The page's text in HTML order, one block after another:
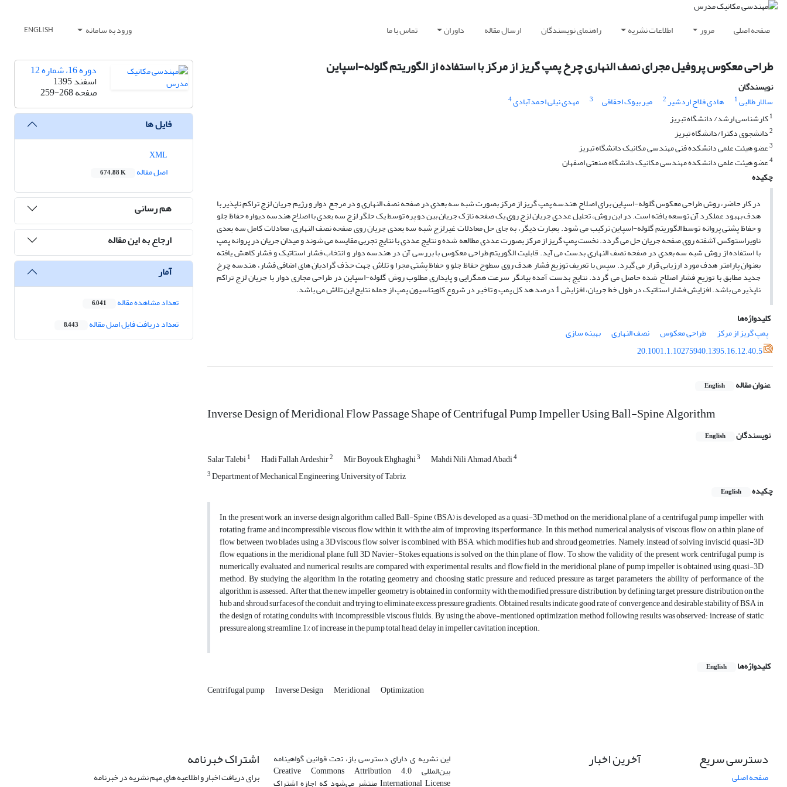
صفحه اصلی مرور اطلاعات نشریه راهنمای نویسندگان ارسال مقاله داوران تماس با ما ورود به سامانه ENGLISH
طراحی معکوس پروفیل مجرای نصف النهاری چرخ پمپ گریز از مرکز با استفاده از الگوریتم گلوله-اسپاین
نویسندگان
سالار طالبی1 هادی فلاح اردشیر2 میر بیوک احقاقی 3 مهدی نیلی احمدآبادی4
1کارشناسی ارشد/ دانشگاه تبریز
2دانشجوی دکترا/دانشگاه تبریز
3عضو هیئت علمی دانشکده فنی مهندسی مکانیک دانشگاه تبریز
4عضو هیئت علمی دانشکده مهندسی مکانیک دانشگاه صنعتی اصفهان
چکیده
در کار حاضر، روش طراحی معکوس گلوله-اسپاین برای اصلاح هندسه پمپ گریز از مرکز بصورت شبه سه بعدی در صفحه نصف النهاری و در مرجع دوار و رژیم جریان لزج تراکم ناپذیر با
هدف بهبود عملکرد آن توسعه یافته است. در این روش، تحلیل عددی جریان لزج روی یک صفحه نازک جریان بین دو پره توسط یک حلگر لزج سه بعدی با اصلاح هندسه دیواره حفاظ جلو
و حفاظ پشتی پروانه توسط الگوریتم گلوله-اسپاین ترکیب می شود. بعبارت دیگر، به جای حل معادلات غیرلزج شبه سه بعدی جریان روی صفحه نصف النهاری، معادلات کامل سه بعدی
ناویراستوکس آشفته روی صفحه جریان حل می گردد. نخست پمپ گریز از مرکز بصورت عددی مطالعه شده و نتایج عددی با نتایج تجربی مقایسه می شوند و میدان جریان در پروانه پمپ
با استفاده از روش شبه سه بعدی در صفحه نصف النهاری بدست می آید. قابلیت الگوریتم طراحی معکوس با بررسی آن در هندسه دوار و انتخاب فشار استاتیک و فشار کاهش یافته
بعنوان پارامتر هدف مورد ارزیابی قرار می گیرد. سپس با تعریف توزیع فشار هدف روی سطوح حفاظ جلو و حفاظ پشتی مجرا و تلاش جهت حذف گرادیان های اضافی فشار، هندسه چرخ
جدید مطابق با توزیع فشار اصلاح شده حاصل می گردد. نتایج بدست آمده بیانگر سرعت همگرایی و پایداری مطلوب روش گلوله-اسپاین در طراحی مجاری دوار با جریان لزج تراکم
ناپذیر می باشد. افزایش فشار استاتیک در طول خط جریان، افزایش 1 درصد هد کل پمپ و تاخیر در شروع کاویتاسیون پمپ از جمله نتایج این تلاش می باشد.
کلیدواژه‌ها
پمپ گریز از مرکز
طراحی معکوس نصف النهاری
بهینه سازی
20.1001.1.10275940.1395.16.12.40.5
عنوان مقاله English
Inverse Design of Meridional Flow Passage Shape of Centrifugal Pump Impeller Using Ball-Spine Algorithm
نویسندگان English
Salar Talebi1 Hadi Fallah Ardeshir2 Mir Boyouk Ehghaghi3 Mahdi Nili Ahmad Abadi4
3Department of Mechanical Engineering, University of Tabriz
چکیده
English
In the present work, an inverse design algorithm called Ball-Spine (BSA) is developed as a quasi-3D method on the meridional plane of a centrifugal pump impeller with
rotating frame and incompressible viscous flow within it, with the aim of improving its performance. In this method, numerical analysis of viscous flow on a thin plane of
flow between two blades using a 3D viscous flow solver is combined with BSA, which modifies hub and shroud geometries. Namely, instead of solving inviscid quasi-3D
flow equations in the meridional plane, full 3D Navier-Stokes equations is solved on the thin plane of flow. To show the validity of the present work, centrifugal pump is
numerically evaluated and numerical results are compared with experimental results, and flow field in the meridional plane of pump impeller is obtained using quasi-3D
method. By studying the algorithm in the rotating geometry and choosing static pressure and reduced pressure as target parameters the ability of performance of the
algorithm is assessed. After that, the new impeller geometry is obtained in conformity with the modified pressure distribution, by defining target pressure distribution on the
hub and shroud surfaces of the conduit and trying to eliminate excess pressure gradients. Obtained results indicate good rate of convergence and desirable stability of BSA in
the design of rotating conduits with incompressible viscous fluids. By using the above-mentioned optimization method following results was observed: increase of static
pressure along streamline, 1% of increase in the pump total head, delay in impeller cavitation inception.
کلیدواژه‌ها English
Centrifugal pump Inverse Design Meridional Optimization
دوره 16، شماره 12
اسفند 1395
صفحه259-268
فایل ها
اصل مقاله
674.88 K
هم رسانی
ارجاع به این مقاله
آمار
تعداد مشاهده مقاله 6,041
تعداد دریافت فایل اصل مقاله 8,443
دسترسی سریع
صفحه اصلی
آخرین اخبار این نشریه ی دارای دسترسی باز، تحت قوانین گواهینامه
بین‌المللی Creative Commons Attribution 4.0
International License منتشر می‌شود که اجازه اشتراک
اشتراک خبرنامه
برای دریافت اخبار و اطلاعیه های مهم نشریه در خبرنامه